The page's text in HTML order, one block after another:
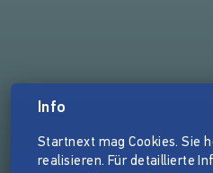
Info
Startnext mag Cookies. Sie
realisieren. Für detaillierte